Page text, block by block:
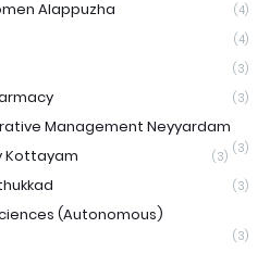
Alappuzha (4)
(4)
(3)
(3)
Management Neyyardam
(3)
Kottayam (3)
(3)
(Autonomous)
(3)